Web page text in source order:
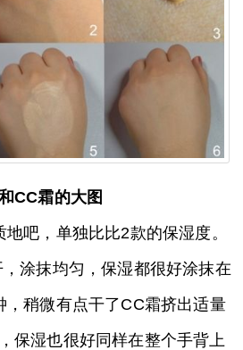
CC霜的大图
吧，单独比比2款的保湿度。
涂抹均匀，保湿都很好涂抹在
，稍微有点干了CC霜挤出适量
保湿也很好同样在整个手背上